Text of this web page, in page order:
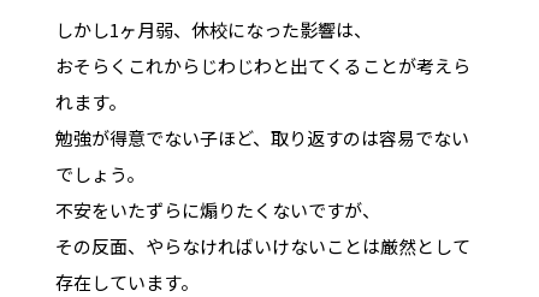
しかし1ヶ月弱、休校になった影響は、
おそらくこれからじわじわと出てくることが考えら
れます。
勉強が得意でない子ほど、取り返すのは容易でない
でしょう。
不安をいたずらに煽りたくないですが、
その反面、やらなければいけないことは厳然として
存在しています。